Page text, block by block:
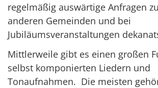
regelmäßig auswärtige Anfragen
anderen Gemeinden und bei
Jubiläumsveranstaltungen
Mittlerweile gibt es einen großen
selbst komponierten Liedern und
Tonaufnahmen. Die meisten